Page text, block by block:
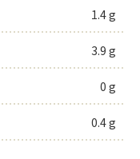
1.4 g
3.9 g
0 g
0.4 g